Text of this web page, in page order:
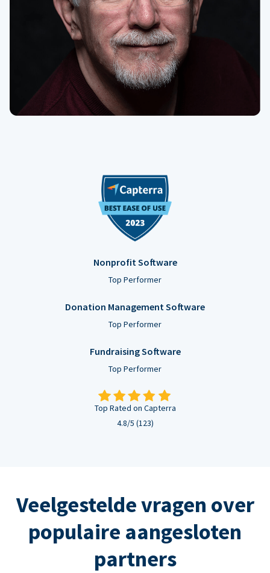
Nonprofit Software
Top Performer
Donation Management Software
Top Performer
Fundraising Software
Top Performer
Top Rated on Capterra
4.8/5 (123)
Veelgestelde vragen over
populaire aangesloten
partners